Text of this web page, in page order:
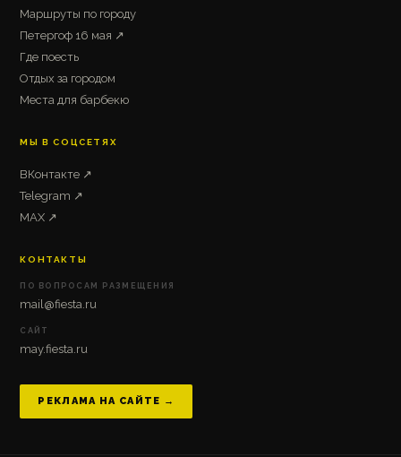
Маршруты по городу
Петергоф 16 мая ↗
Где поесть
Отдых за городом
Места для барбекю
МЫ В СОЦСЕТЯХ
ВКонтакте ↗
Telegram ↗
MAX ↗
КОНТАКТЫ
ПО ВОПРОСАМ РАЗМЕЩЕНИЯ
mail@fiesta.ru
САЙТ
may.fiesta.ru
РЕКЛАМА НА САЙТЕ →